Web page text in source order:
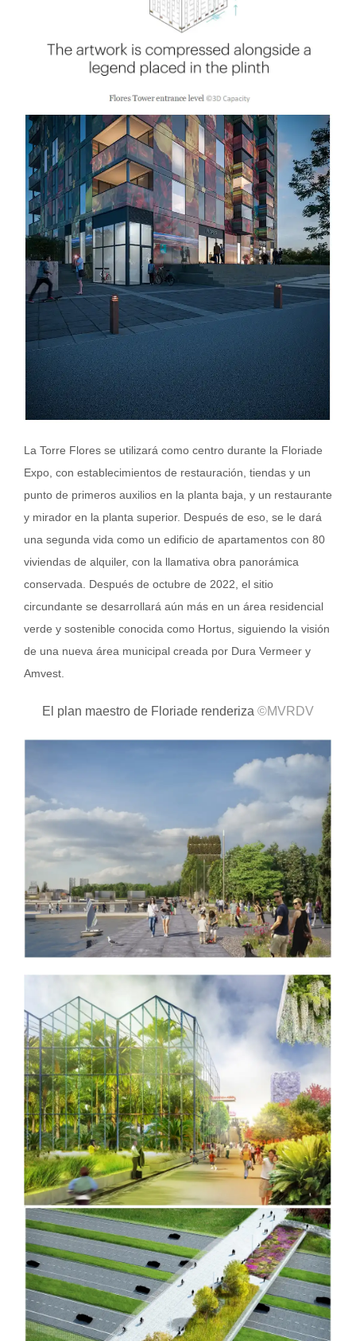
La Torre Flores se utilizará como centro durante la Floriade
Expo, con establecimientos de restauración, tiendas y un
punto de primeros auxilios en la planta baja, y un restaurante
y mirador en la planta superior. Después de eso, se le dará
una segunda vida como un edificio de apartamentos con 80
viviendas de alquiler, con la llamativa obra panorámica
conservada. Después de octubre de 2022, el sitio
circundante se desarrollará aún más en un área residencial
verde y sostenible conocida como Hortus, siguiendo la visión
de una nueva área municipal creada por Dura Vermeer y
Amvest.
El plan maestro de Floriade renderiza ©MVRDV